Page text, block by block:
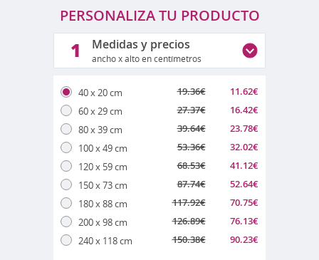
PERSONALIZA TU PRODUCTO
1 Medidas y precios
ancho x alto en centímetros
40 x 20 cm
60 x 29 cm
80 x 39 cm
100 x 49 cm
120 x 59 cm
150 x 73 cm
180 x 88 cm
200 x 98 cm
240 x 118 cm
19.36€
27.37€
39.64€
53.36€
68.53€
87.74€
117.92€
126.89€
150.38€
11.62€
16.42€
23.78€
32.02€
41.12€
52.64€
70.75€
76.13€
90.23€